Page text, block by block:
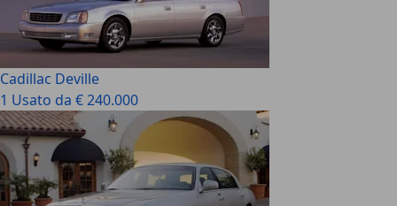
Cadillac Deville
1 Usato da € 240.000